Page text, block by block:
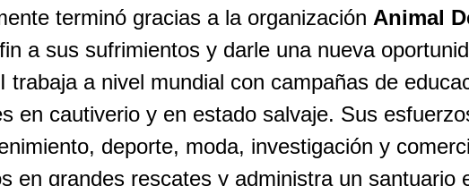
terminó gracias a la organización Animal
a sus sufrimientos y darle una nueva
trabaja a nivel mundial con campañas de
en cautiverio y en estado salvaje. Sus
deporte, moda, investigación y
en grandes rescates y administra un santuario